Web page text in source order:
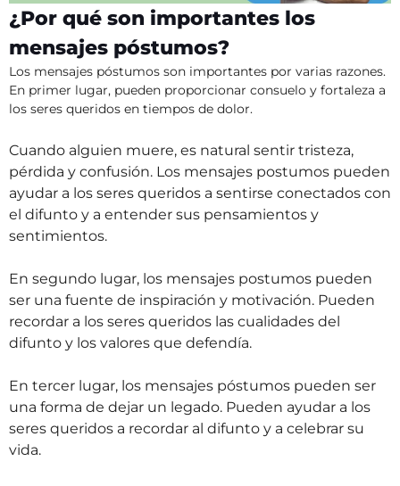
¿Por qué son importantes los
mensajes póstumos?
Los mensajes póstumos son importantes por varias razones.
En primer lugar, pueden proporcionar consuelo y fortaleza a
los seres queridos en tiempos de dolor.
Cuando alguien muere, es natural sentir tristeza,
pérdida y confusión. Los mensajes postumos pueden
ayudar a los seres queridos a sentirse conectados con
el difunto y a entender sus pensamientos y
sentimientos.
En segundo lugar, los mensajes postumos pueden
ser una fuente de inspiración y motivación. Pueden
recordar a los seres queridos las cualidades del
difunto y los valores que defendía.
En tercer lugar, los mensajes póstumos pueden ser
una forma de dejar un legado. Pueden ayudar a los
seres queridos a recordar al difunto y a celebrar su
vida.